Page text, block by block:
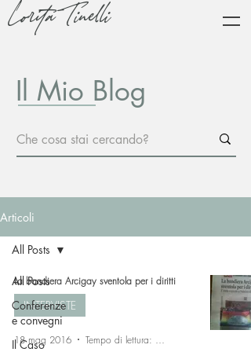
Lorita Tinelli
Il Mio Blog
Articoli
All Posts
Conferenze
e convegni
Il Caso
All Posts
La bandiera Arcigay sventola per i diritti
INTERVISTE
18 mag 2016 Tempo di lettura: 1 min